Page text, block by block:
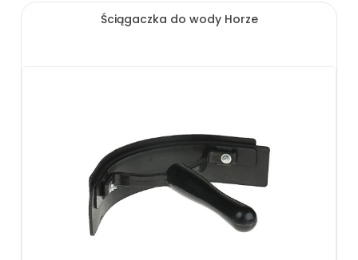
Ściągaczka do wody Horze